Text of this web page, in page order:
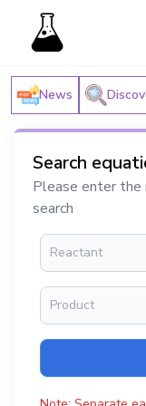
News
Search
Please enter
search